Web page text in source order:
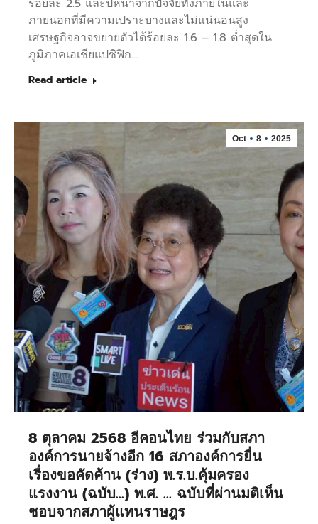
ร้อยละ 2.5 และปีหน้าจากปัจจัยทั้งภายในและ
ภายนอกที่มีความเปราะบางและไม่แน่นอนสูง
เศรษฐกิจอาจขยายตัวได้ร้อยละ 1.6 – 1.8 ต่ำสุดใน
ภูมิภาคเอเชียแปซิฟิก…
Read article
Oct 8 2025
8 ตุลาคม 2568 อีคอนไทย ร่วมกับสภา
องค์การนายจ้างอีก 16 สภาองค์การยื่น
เรื่องขอคัดค้าน (ร่าง) พ.ร.บ.คุ้มครอง
แรงงาน (ฉบับ…) พ.ศ. … ฉบับที่ผ่านมติเห็น
ชอบจากสภาผู้แทนราษฎร